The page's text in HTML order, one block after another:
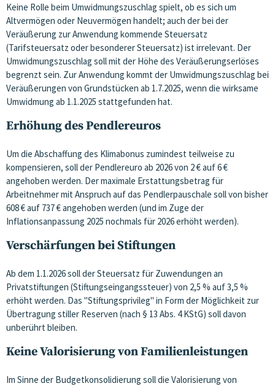
Keine Rolle beim Umwidmungszuschlag spielt, ob es sich um
Altvermögen oder Neuvermögen handelt; auch der bei der
Veräußerung zur Anwendung kommende Steuersatz
(Tarifsteuersatz oder besonderer Steuersatz) ist irrelevant. Der
Umwidmungszuschlag soll mit der Höhe des Veräußerungserlöses
begrenzt sein. Zur Anwendung kommt der Umwidmungszuschlag bei
Veräußerungen von Grundstücken ab 1.7.2025, wenn die wirksame
Umwidmung ab 1.1.2025 stattgefunden hat.
Erhöhung des Pendlereuros
Um die Abschaffung des Klimabonus zumindest teilweise zu
kompensieren, soll der Pendlereuro ab 2026 von 2 € auf 6 €
angehoben werden. Der maximale Erstattungsbetrag für
Arbeitnehmer mit Anspruch auf das Pendlerpauschale soll von bisher
608 € auf 737 € angehoben werden (und im Zuge der
Inflationsanpassung 2025 nochmals für 2026 erhöht werden).
Verschärfungen bei Stiftungen
Ab dem 1.1.2026 soll der Steuersatz für Zuwendungen an
Privatstiftungen (Stiftungseingangssteuer) von 2,5 % auf 3,5 %
erhöht werden. Das "Stiftungsprivileg" in Form der Möglichkeit zur
Übertragung stiller Reserven (nach § 13 Abs. 4 KStG) soll davon
unberührt bleiben.
Keine Valorisierung von Familienleistungen
Im Sinne der Budgetkonsolidierung soll die Valorisierung von